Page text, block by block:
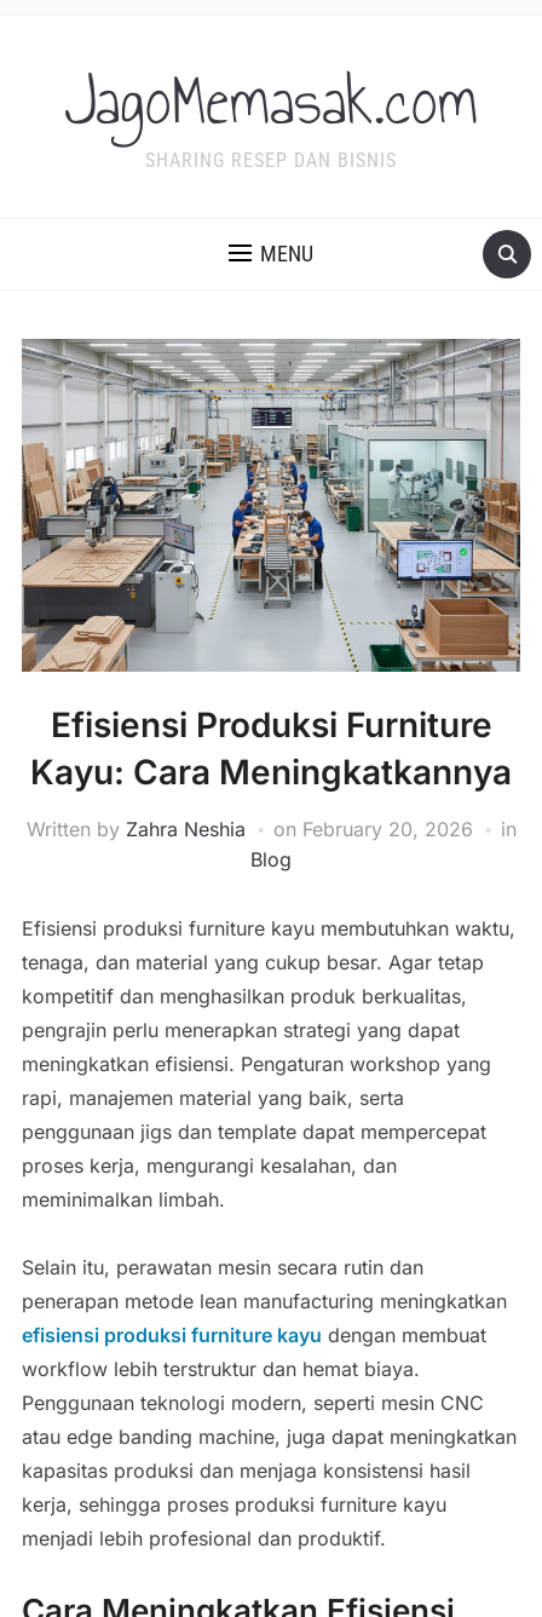
JagoMemasak.com
SHARING RESEP DAN BISNIS
MENU
Efisiensi Produksi Furniture
Kayu: Cara Meningkatkannya
Written by Zahra Neshia on February 20, 2026
in
Blog
Efisiensi produksi furniture kayu membutuhkan waktu,
tenaga, dan material yang cukup besar. Agar tetap
kompetitif dan menghasilkan produk berkualitas,
pengrajin perlu menerapkan strategi yang dapat
meningkatkan efisiensi. Pengaturan workshop yang
rapi, manajemen material yang baik, serta
penggunaan jigs dan template dapat mempercepat
proses kerja, mengurangi kesalahan, dan
meminimalkan limbah.
Selain itu, perawatan mesin secara rutin dan
penerapan metode lean manufacturing meningkatkan
efisiensi produksi furniture kayu dengan membuat
workflow lebih terstruktur dan hemat biaya.
Penggunaan teknologi modern, seperti mesin CNC
atau edge banding machine, juga dapat meningkatkan
kapasitas produksi dan menjaga konsistensi hasil
kerja, sehingga proses produksi furniture kayu
menjadi lebih profesional dan produktif.